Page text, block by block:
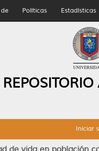
Políticas Estadísticas
Iniciar